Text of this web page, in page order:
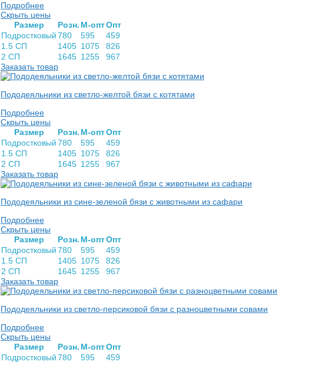
Подробнее
Скрыть цены
Раз­мер
Розн. М-оптОпт
Подростковый780 595
459
1.5 СП
1405 1075
826
2 СП
1645 1255
967
Заказать товар
Пододеяльники из светло-желтой бязи с котятами
Подробнее
Скрыть цены
Раз­мер
Розн. М-оптОпт
Подростковый780 595
459
1.5 СП
1405 1075
826
2 СП
1645 1255
967
Заказать товар
Пододеяльники из сине-зеленой бязи с животными из сафари
Подробнее
Скрыть цены
Раз­мер
Розн. М-оптОпт
Подростковый780 595
459
1.5 СП
1405 1075
826
2 СП
1645 1255
967
Заказать товар
Пододеяльники из светло-персиковой бязи с разноцветными совами
Подробнее
Скрыть цены
Раз­мер
Розн. М-оптОпт
Подростковый780 595
459